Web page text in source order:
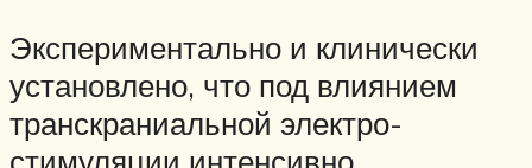
Экспериментально и клинически
установлено, что под влиянием
транскраниальной электро-